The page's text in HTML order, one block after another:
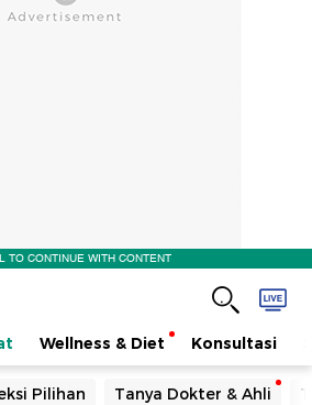
TO CONTINUE WITH CONTENT
Wellness & Diet Konsultasi
Pilihan Tanya Dokter & Ahli